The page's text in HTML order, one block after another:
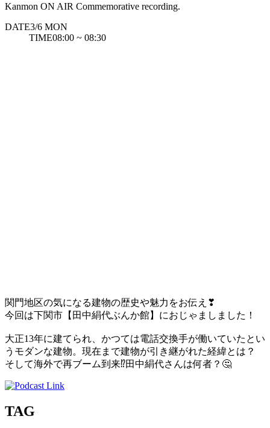
Kanmon ON AIR Commemorative recording.
DATE3/6 MON
TIME08:00 ~ 08:30
関門地区の気になる建物の歴史や魅力をお伝え ❣
今回は下関市【田中絹代ぶんか館】におじゃましました！
大正13年に建てられ、かつては電話交換手が働いていたとい
うモダンな建物。現在まで建物が引き継がれた経緯とは？
そして海外で再ブーム到来⁉田中絹代さんは何者？ 🤔
TAG